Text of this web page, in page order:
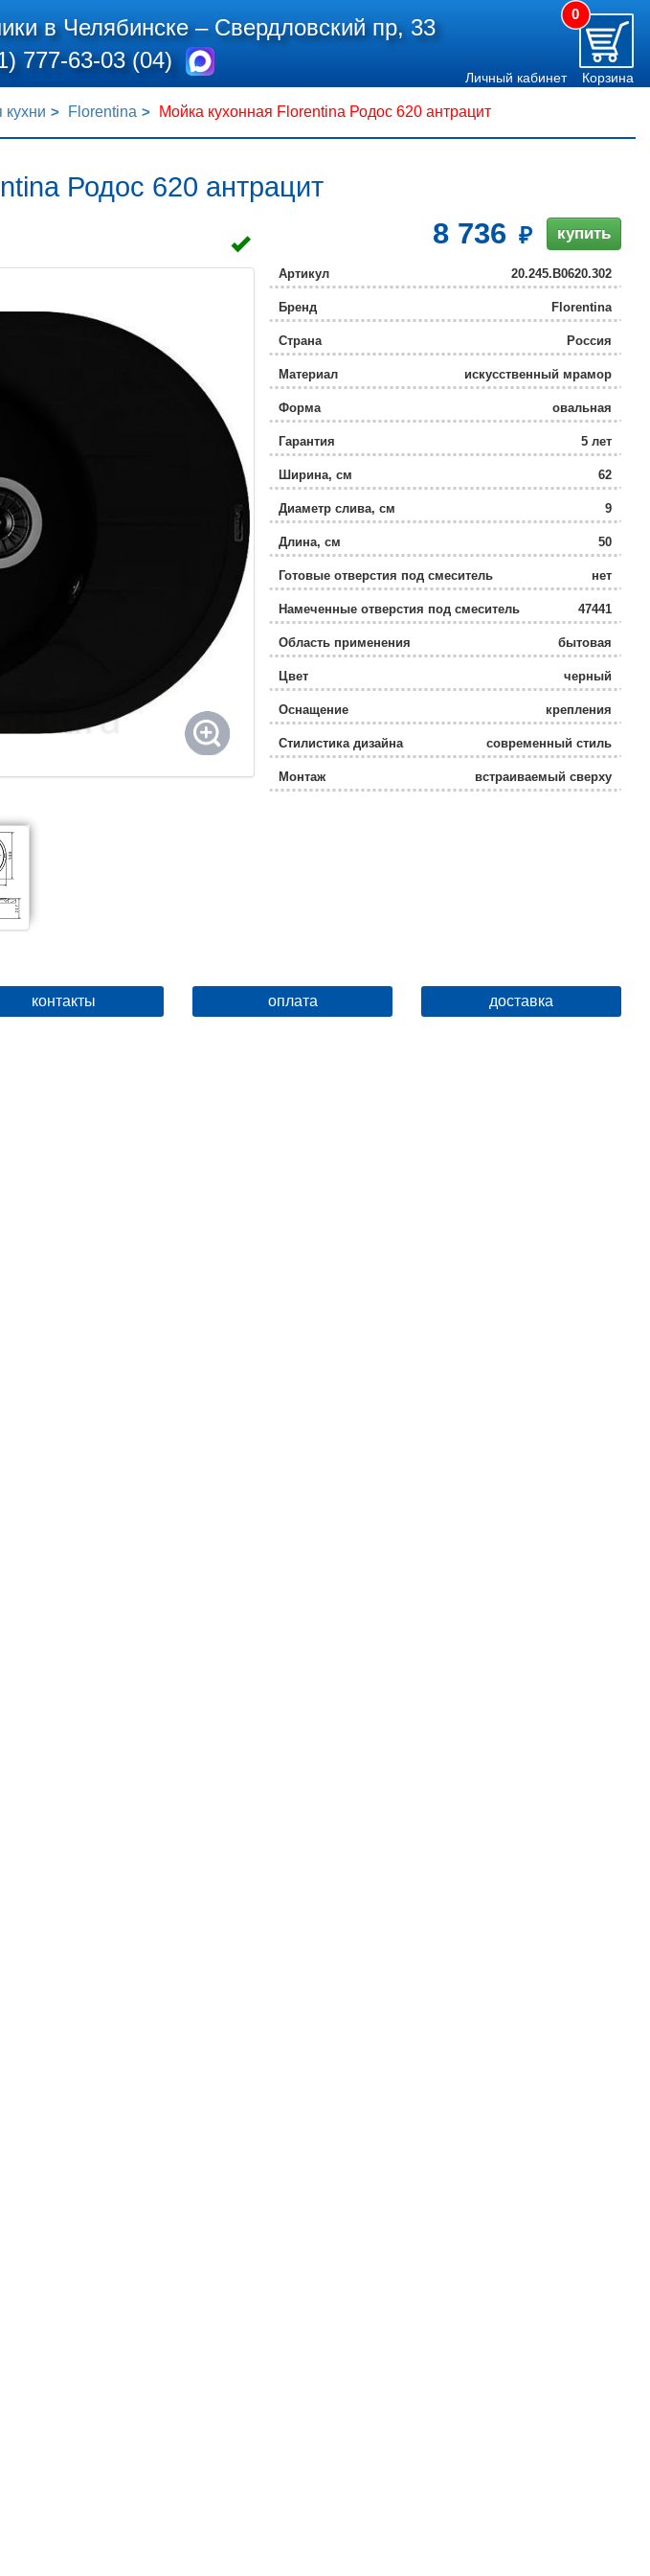
в Челябинске –Свердловский пр, 33
777-63-03 (04)
0
Личный кабинет Корзина
кухни Florentina Мойка кухонная Florentina Родос 620 антрацит
Родос 620 антрацит
8 736 купить
Артикул 20.245.B0620.302
Бренд Florentina
Страна Россия
Материал искусственный мрамор
Форма овальная
Гарантия 5 лет
Ширина, см 62
Диаметр слива, см 9
Длина, см 50
Готовые отверстия под смеситель нет
Намеченные отверстия под смеситель 47441
Область применения бытовая
Цвет черный
Оснащение крепления
Стилистика дизайна современный стиль
Монтаж встраиваемый сверху
контакты оплата доставка